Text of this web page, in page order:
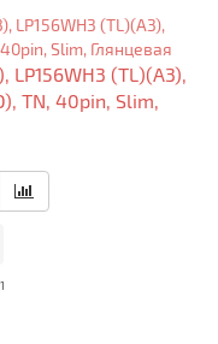
LP156WH3 (TL)(A3),
TN, 40pin, Slim,